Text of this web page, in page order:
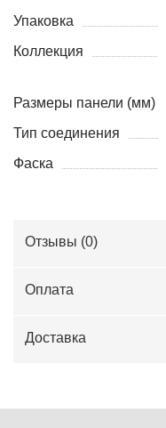
Упаковка
Коллекция
Размеры панели (мм)
Тип соединения
Фаска
Отзывы (0)
Оплата
Доставка